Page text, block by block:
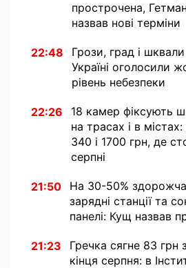
прострочена,
назвав нові терміни
22:48
Грози, град і
Україні оголосили
рівень небезпеки
22:26
18 камер фіксують
на трасах і в
340 і 1700 грн, де
серпні
21:50
На 30-50%
зарядні станції та
панелі: Кущ назвав
21:23
Гречка сягне 83 грн
кінця серпня: в